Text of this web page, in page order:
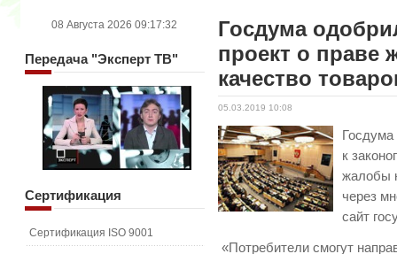
Госдума
проект о праве
качество
05.03.2019 10:08
Госдума
к
жалобы
через
сайт
«Потребители смогут
08 Августа 2026 09:17:32
Передача"Эксперт ТВ"
Сертификация
Сертификация ISO 9001